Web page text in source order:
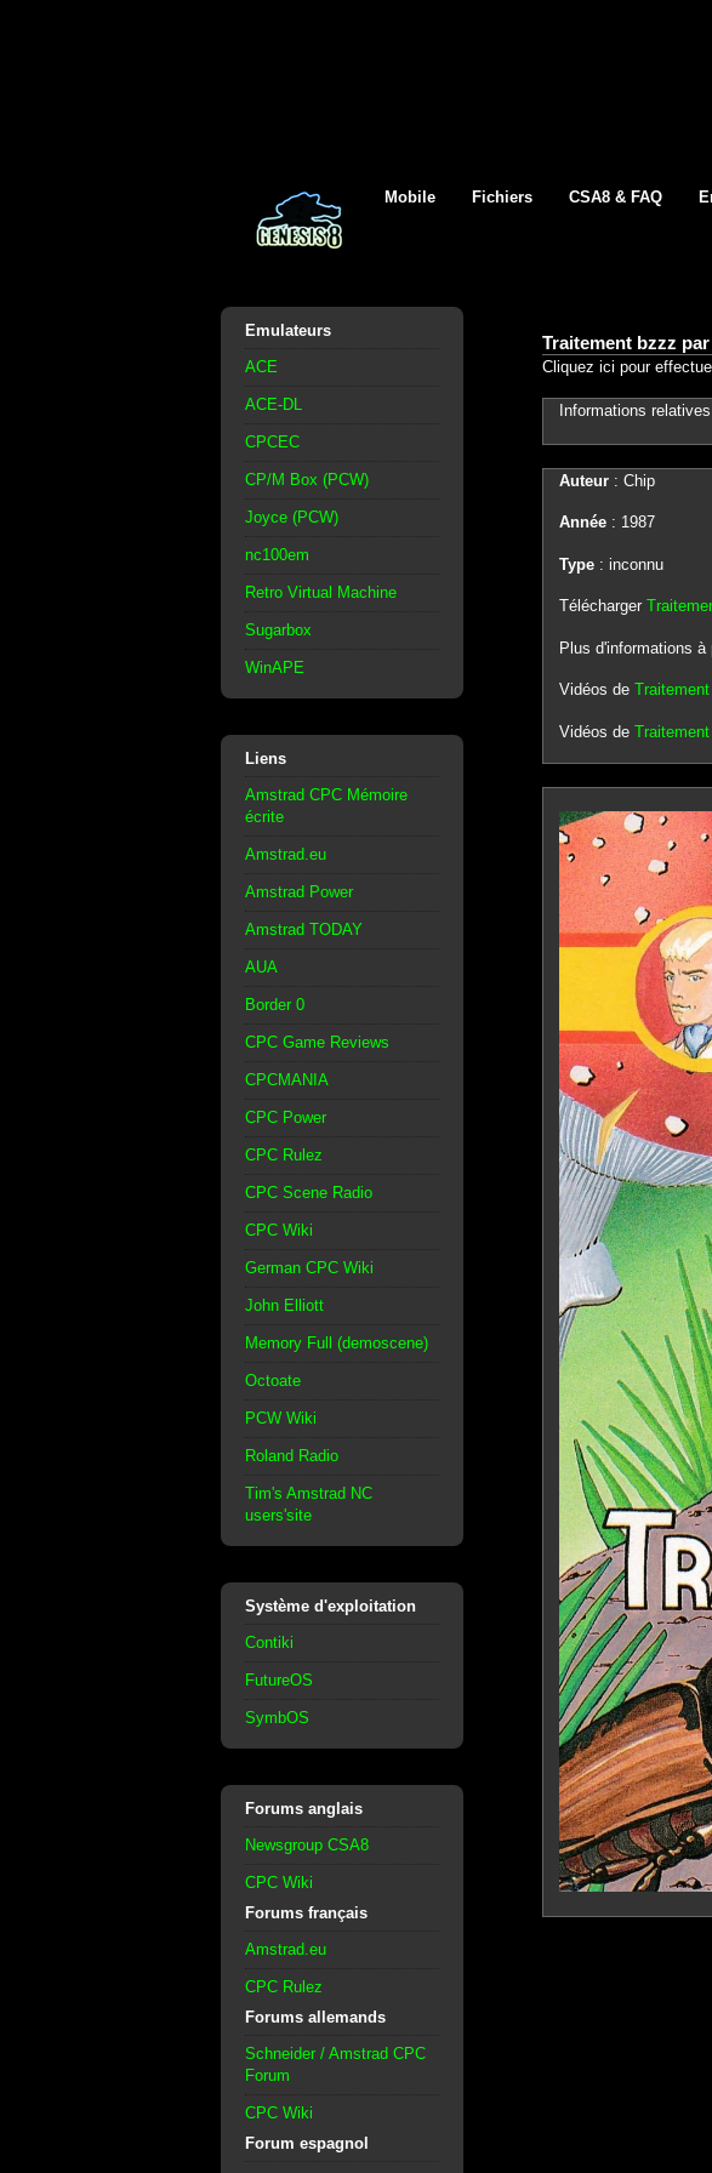
Mobile Fichiers CSA8 & FAQ
Emulateurs
ACE
ACE-DL
CPCEC
CP/M Box (PCW)
Joyce (PCW)
nc100em
Retro Virtual Machine
Sugarbox
WinAPE
Liens
Amstrad CPC Mémoire
écrite
Amstrad.eu
Amstrad Power
Amstrad TODAY
AUA
Border 0
CPC Game Reviews
CPCMANIA
CPC Power
CPC Rulez
CPC Scene Radio
CPC Wiki
German CPC Wiki
John Elliott
Memory Full (demoscene)
Octoate
PCW Wiki
Roland Radio
Tim's Amstrad NC
users'site
Système d'exploitation
Contiki
FutureOS
SymbOS
Forums anglais
Newsgroup CSA8
CPC Wiki
Forums français
Amstrad.eu
CPC Rulez
Forums allemands
Schneider / Amstrad CPC
Forum
CPC Wiki
Forum espagnol
Traitement bzzz
Cliquez ici pour
Informations
Auteur: Chip
Année: 1987
Type: inconnu
Télécharger
Plus d'informations à
Vidéos de
Vidéos de